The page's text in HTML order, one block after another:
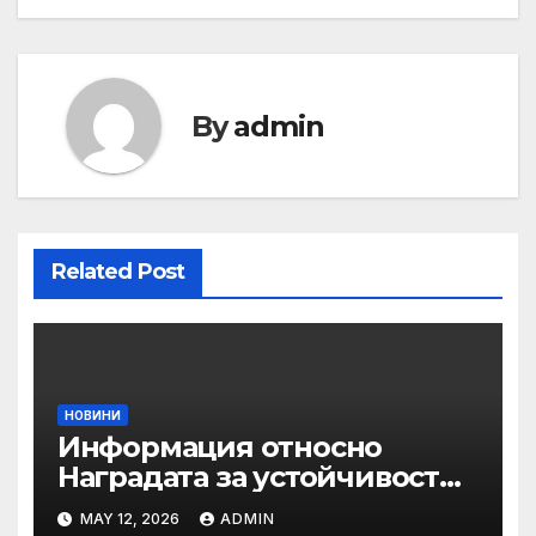
Byadmin
Related Post
НОВИНИ
Информация относно
Наградата за устойчивост
на ОАЕ „Зайед“
MAY 12, 2026 ADMIN